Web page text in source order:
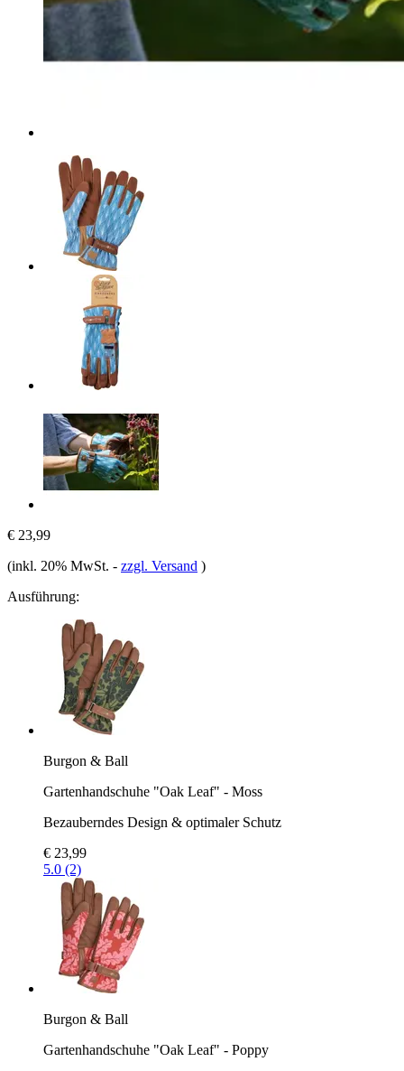
€ 23,99
(inkl. 20% MwSt. - zzgl. Versand )
Ausführung:
Burgon & Ball
Gartenhandschuhe "Oak Leaf" - Moss
Bezauberndes Design & optimaler Schutz
€ 23,99
5.0 (2)
Burgon & Ball
Gartenhandschuhe "Oak Leaf" - Poppy